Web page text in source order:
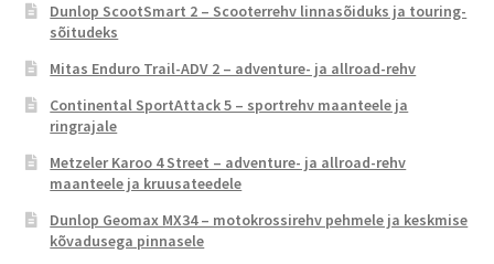
Dunlop ScootSmart 2 – Scooterrehv linnasõiduks ja touring-
sõitudeks
Mitas Enduro Trail-ADV 2 – adventure- ja allroad-rehv
Continental SportAttack 5 – sportrehv maanteele ja
ringrajale
Metzeler Karoo 4 Street – adventure- ja allroad-rehv
maanteele ja kruusateedele
Dunlop Geomax MX34 – motokrossirehv pehmele ja keskmise
kõvadusega pinnasele